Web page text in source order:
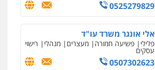
0542255161
גל דהן – משרד עורך דין פלילי
פלילי מעצרים
וחקירות
0525279829
אלי אונגר משרד עו"ד
פלילי פשיעה חמורה מעצרים מנהלי רישוי
עסקים
0507302623
רונן הלל – מוניטין
מחיקת כתבות מגוגל ודחיקת אזכורים
שליליים
שירותים מקצועיים לעורכי דין
0522508109